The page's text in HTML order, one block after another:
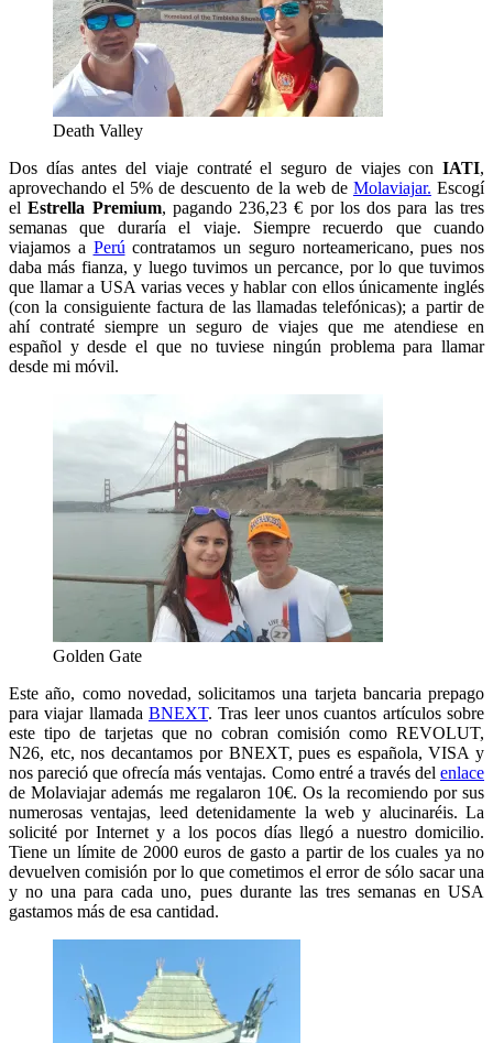
Death Valley
Dos días antes del viaje contraté el seguro de viajes con IATI,
aprovechando el 5% de descuento de la web de Molaviajar. Escogí
elEstrella Premium, pagando 236,23 € por los dos para las tres
semanas que duraría el viaje. Siempre recuerdo que cuando
viajamos a Perú contratamos un seguro norteamericano, pues nos
daba más fianza, y luego tuvimos un percance, por lo que tuvimos
que llamar a USA varias veces y hablar con ellos únicamente inglés
(con la consiguiente factura de las llamadas telefónicas); a partir de
ahí contraté siempre un seguro de viajes que me atendiese en
español y desde el que no tuviese ningún problema para llamar
desde mi móvil.
Golden Gate
Este año, como novedad, solicitamos una tarjeta bancaria prepago
para viajar llamada BNEXT. Tras leer unos cuantos artículos sobre
este tipo de tarjetas que no cobran comisión como REVOLUT,
N26, etc, nos decantamos por BNEXT, pues es española, VISA y
nos pareció que ofrecía más ventajas. Como entré a través del enlace
de Molaviajar además me regalaron 10€. Os la recomiendo por sus
numerosas ventajas, leed detenidamente la web y alucinaréis. La
solicité por Internet y a los pocos días llegó a nuestro domicilio.
Tiene un límite de 2000 euros de gasto a partir de los cuales ya no
devuelven comisión por lo que cometimos el error de sólo sacar una
y no una para cada uno, pues durante las tres semanas en USA
gastamos más de esa cantidad.